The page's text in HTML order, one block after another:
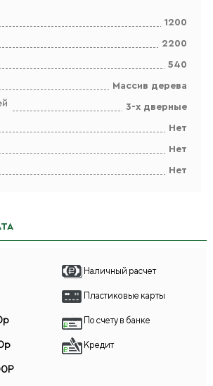
1200
2200
540
Массив дерева
3-х дверные
Нет
Нет
Нет
Наличный расчет
Пластиковые карты
По счету в банке
Кредит